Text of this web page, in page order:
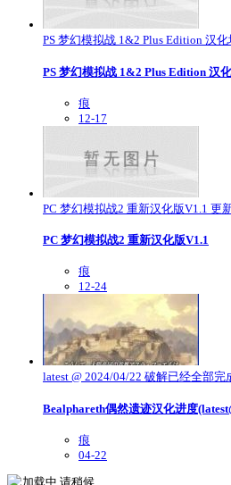
PS 梦幻模拟战 1&2 Plus Edition 汉
PS 梦幻模拟战 1&2 Plus Edition 汉
痕
12-17
PC 梦幻模拟战2 重新汉化版V1.1 更
PC 梦幻模拟战2 重新汉化版V1.1
痕
12-24
latest @ 2024/04/22 破解已经全部
Bealphareth偶然遗迹汉化进度
痕
04-22
加载中,请稍候...